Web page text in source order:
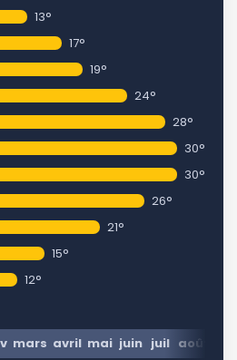
13°
17°
19°
24°
28°
30°
30°
26°
21°
15°
12°
mars avril mai juin juil août